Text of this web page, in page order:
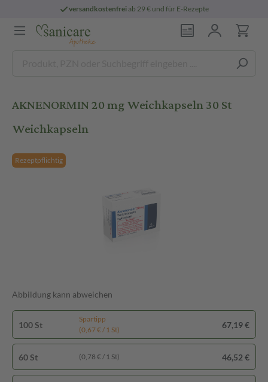
versandkostenfreiab 29 € und für E-Rezepte
AKNENORMIN 20 mg Weichkapseln 30 St
Weichkapseln
Rezeptpflichtig
Abbildung kann abweichen
100 St
Spartipp
(0,67 € / 1 St)
67,19 €
60 St (0,78 € / 1 St) 46,52 €